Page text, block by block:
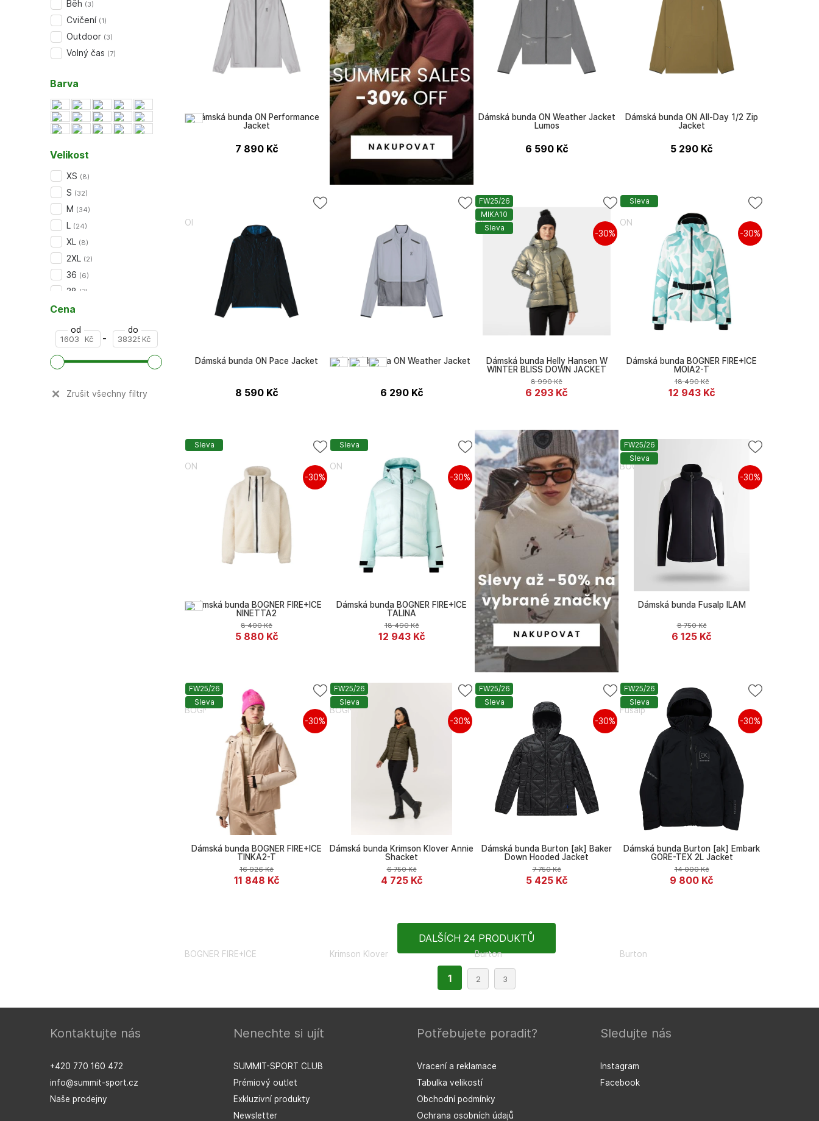
ON
Dámská bunda ON Performance
Jacket
7 890 Kč
ON
Dámská bunda ON Weather Jacket
Lumos
6 590 Kč
ON
Dámská bunda ON All-Day 1/2 Zip
Jacket
5 290 Kč
ON
Dámská bunda ON Pace Jacket
8 590 Kč
ON
Dámská bunda ON Weather Jacket
6 290 Kč
FW25/26
MIKA10
Sleva
Helly Hansen
Dámská bunda Helly Hansen W
WINTER BLISS DOWN JACKET
6 293 Kč
8 990Kč
-30%
Sleva
BOGNER FIRE+ICE
Dámská bunda BOGNER FIRE+ICE
MOIA2-T
12 943 Kč
18 490Kč
-30%
Sleva
BOGNER FIRE+ICE
Dámská bunda BOGNER FIRE+ICE
NINETTA2
5 880 Kč
8 400Kč
-30%
Sleva
BOGNER FIRE+ICE
Dámská bunda BOGNER FIRE+ICE
TALINA
12 943 Kč
18 490Kč
-30%
FW25/26
Sleva
Fusalp
Dámská bunda Fusalp ILAM
6 125 Kč
8 750Kč
-30%
FW25/26
Sleva
BOGNER FIRE+ICE
Dámská bunda BOGNER FIRE+ICE
TINKA2-T
11 848 Kč
16 926Kč
-30%
FW25/26
Sleva
Krimson Klover
Dámská bunda Krimson Klover Annie
Shacket
4 725 Kč
6 750Kč
-30%
FW25/26
Sleva
Burton
Dámská bunda Burton [ak] Baker
Down Hooded Jacket
5 425 Kč
7 750Kč
-30%
FW25/26
Sleva
Burton
Dámská bunda Burton [ak] Embark
GORE-TEX 2L Jacket
9 800 Kč
14 000Kč
-30%
DALŠÍCH 24 PRODUKTŮ
1 2 3
Běh (3)
Cvičení (1)
Outdoor (3)
Volný čas (7)
Barva
Velikost
XS (8)
S (32)
M (34)
L (24)
XL (8)
2XL (2)
36 (6)
38 (7)
další (+2)
Cena
od
Kč -
do
Kč
Zrušit všechny filtry
Kontaktujte nás
+420 770 160 472
info@summit-sport.cz
Naše prodejny
Nenechte si ujít
SUMMIT-SPORT CLUB
Prémiový outlet
Exkluzivní produkty
Newsletter
Potřebujete poradit?
Vracení a reklamace
Tabulka velikostí
Obchodní podmínky
Ochrana osobních údajů
Sledujte nás
Instagram
Facebook